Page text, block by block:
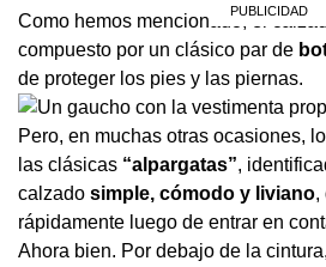
Como hemos mencionado, el
compuesto por un clásico par de
de proteger los pies y las piernas.
Pero, en muchas otras ocasiones,
las clásicas “alpargatas”,
calzado simple, cómodo y liviano,
rápidamente luego de entrar en
Ahora bien. Por debajo de la